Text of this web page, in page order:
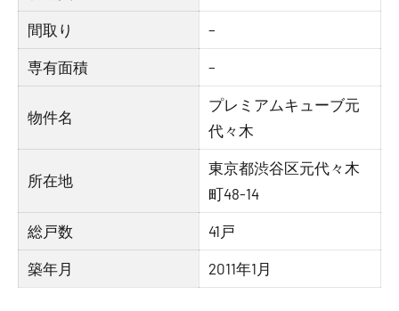
間取り –
専有面積 –
物件名
プレミアムキューブ元
代々木
所在地
東京都渋谷区元代々木
町48-14
総戸数 41戸
築年月 2011年1月